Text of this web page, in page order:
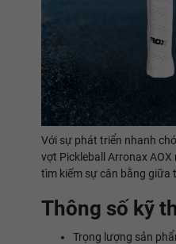
Với sự phát triển nhanh
vợt Pickleball Arronax
tìm kiếm sự cân bằng giữa
Thông số kỹ
Trọng lượng sản